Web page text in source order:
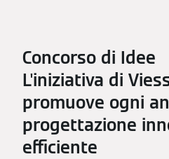
Concorso di Idee
L'iniziativa di
promuove ogni
progettazione
efficiente